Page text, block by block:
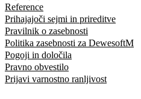
Reference
Prihajajoči sejmi in prireditve
Pravilnik o zasebnosti
Politika zasebnosti za DewesoftM
Pogoji in določila
Pravno obvestilo
Prijavi varnostno ranljivost